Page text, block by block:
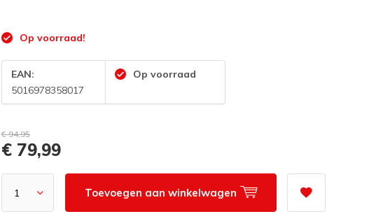
Op voorraad!
EAN:
5016978358017
Op voorraad
€ 94,95
€ 79,99
Toevoegen aan winkelwagen